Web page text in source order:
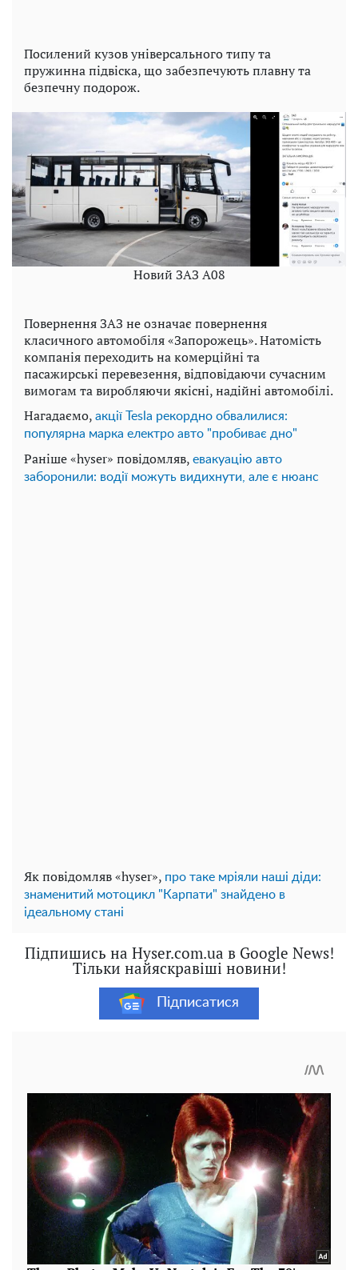
Посилений кузов універсального типу та
пружинна підвіска, що забезпечують плавну та
безпечну подорож.
Новий ЗАЗ А08
Повернення ЗАЗ не означає повернення
класичного автомобіля «Запорожець». Натомість
компанія переходить на комерційні та
пасажирські перевезення, відповідаючи сучасним
вимогам та виробляючи якісні, надійні автомобілі.
Нагадаємо, акції Tesla рекордно обвалилися:
популярна марка електро авто "пробиває дно"
Раніше «hyser» повідомляв, евакуацію авто
заборонили: водії можуть видихнути, але є нюанс
Як повідомляв «hyser», про таке мріяли наші діди:
знаменитий мотоцикл "Карпати" знайдено в
ідеальному стані
Підпишись на Hyser.com.ua в Google News!
Тільки найяскравіші новини!
Підписатися